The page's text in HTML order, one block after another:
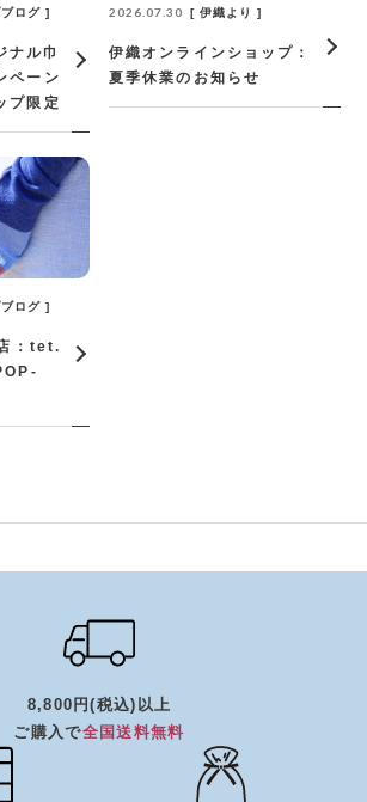
ブログ
ル巾
ペーン
プ限定
2026.07.30 伊織より
伊織オンラインショップ：
夏季休業のお知らせ
ブログ
：tet.
8,800円(税込)以上
ご購入で全国送料無料